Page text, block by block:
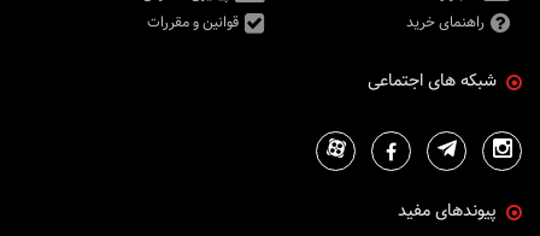
راهنمای خرید
قوانین و مقررات
شبکه های اجتماعی
پیوندهای مفید